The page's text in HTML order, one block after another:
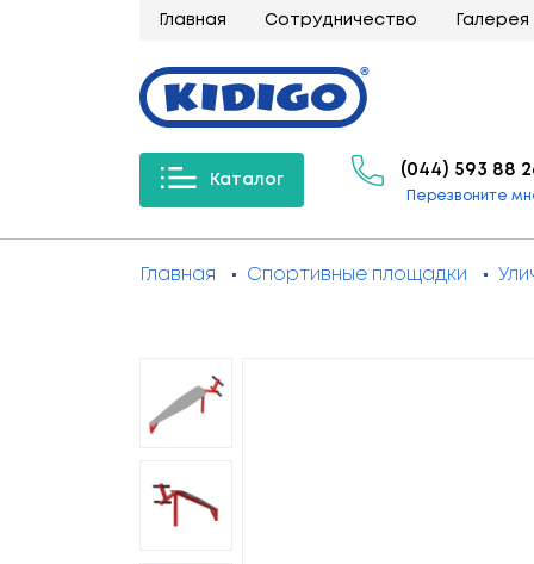
Главная Сотрудничество Галерея
Каталог
(044) 593 88
Перезвоните
Главная Спортивные площадки